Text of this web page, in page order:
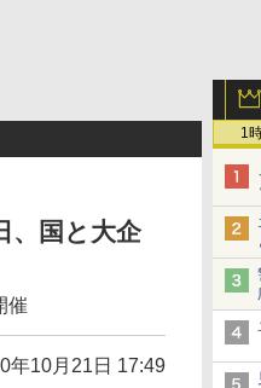
1
、国と大企
催
年10月21日 17:49